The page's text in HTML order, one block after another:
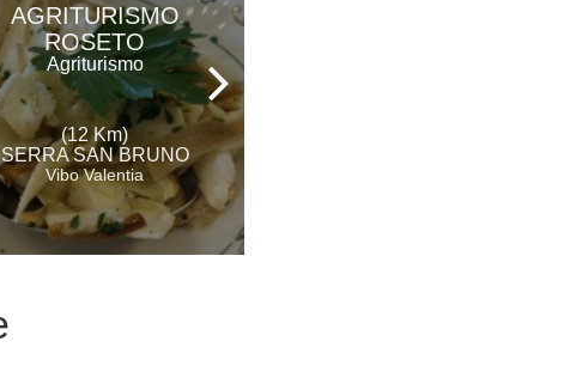
AGRITURISMO
ROSETO
Agriturismo
(12 Km)
SERRA SAN BRUNO
Vibo Valentia